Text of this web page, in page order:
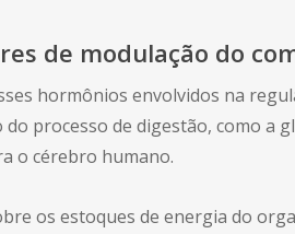
de modulação do
hormônios envolvidos na
processo de digestão, como a
o cérebro humano.
os estoques de energia do